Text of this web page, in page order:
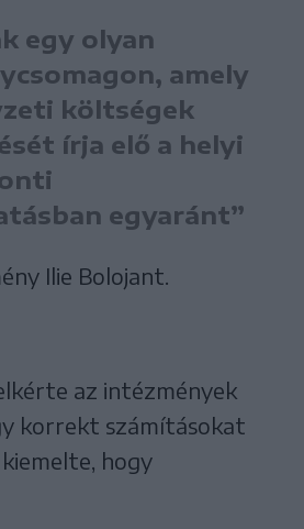
egy olyan
amely
költségek
írja elő a helyi
egyaránt”
Ilie Bolojant.
az intézmények
korrekt számításokat
hogy